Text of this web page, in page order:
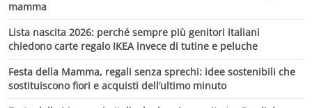
mamma
Lista nascita 2026: perché sempre più genitori italiani
chiedono carte regalo IKEA invece di tutine e peluche
Festa della Mamma, regali senza sprechi: idee sostenibili che
sostituiscono fiori e acquisti dell’ultimo minuto